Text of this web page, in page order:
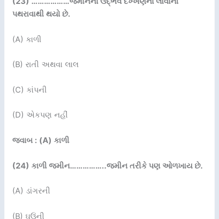
પથરાવાથી થયો છે.
(A) કાળી
(B) રાતી અથવા લાલ
(C) કાંપની
(D) એકપણ નહીં
જવાબ : (A) કાળી
(24) કાળી જમીન……………..જમીન તરીકે પણ ઓળખાય છે.
(A) ડાંગરની
(B) ઘઉંની